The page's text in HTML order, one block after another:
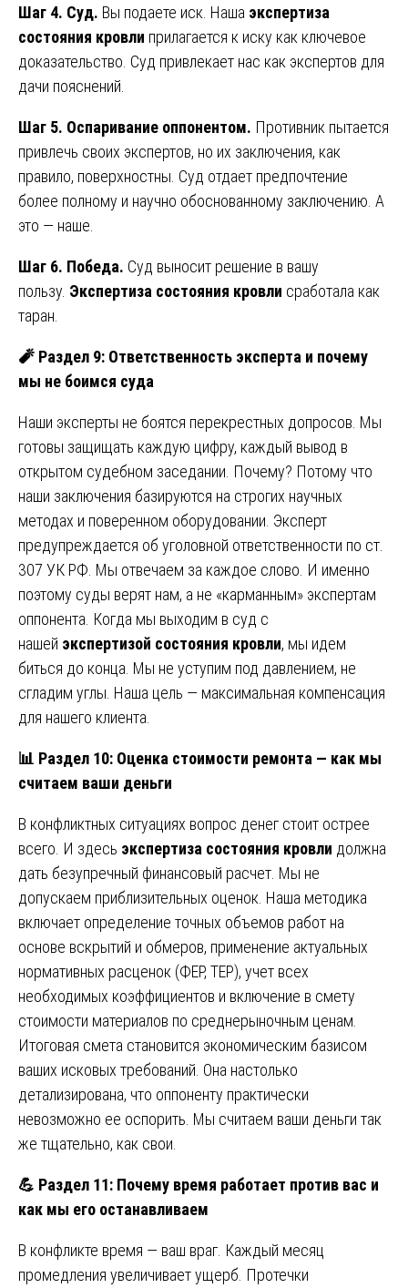
Шаг 4. Суд. Вы подаете иск. Наша экспертиза
состояния кровли прилагается к иску как ключевое
доказательство. Суд привлекает нас как экспертов для
дачи пояснений.
Шаг 5. Оспаривание оппонентом. Противник пытается
привлечь своих экспертов, но их заключения, как
правило, поверхностны. Суд отдает предпочтение
более полному и научно обоснованному заключению. А
это — наше.
Шаг 6. Победа. Суд выносит решение в вашу
пользу. Экспертиза состояния кровли сработала как
таран.
🧨 Раздел 9: Ответственность эксперта и почему
мы не боимся суда
Наши эксперты не боятся перекрестных допросов. Мы
готовы защищать каждую цифру, каждый вывод в
открытом судебном заседании. Почему? Потому что
наши заключения базируются на строгих научных
методах и поверенном оборудовании. Эксперт
предупреждается об уголовной ответственности по ст.
307 УК РФ. Мы отвечаем за каждое слово. И именно
поэтому суды верят нам, а не «карманным» экспертам
оппонента. Когда мы выходим в суд с
нашей экспертизой состояния кровли, мы идем
биться до конца. Мы не уступим под давлением, не
сгладим углы. Наша цель — максимальная компенсация
для нашего клиента.
📊 Раздел 10: Оценка стоимости ремонта — как мы
считаем ваши деньги
В конфликтных ситуациях вопрос денег стоит острее
всего. И здесь экспертиза состояния кровли должна
дать безупречный финансовый расчет. Мы не
допускаем приблизительных оценок. Наша методика
включает определение точных объемов работ на
основе вскрытий и обмеров, применение актуальных
нормативных расценок (ФЕР, ТЕР), учет всех
необходимых коэффициентов и включение в смету
стоимости материалов по среднерыночным ценам.
Итоговая смета становится экономическим базисом
ваших исковых требований. Она настолько
детализирована, что оппоненту практически
невозможно ее оспорить. Мы считаем ваши деньги так
же тщательно, как свои.
💪 Раздел 11: Почему время работает против вас и
как мы его останавливаем
В конфликте время — ваш враг. Каждый месяц
промедления увеличивает ущерб. Протечки